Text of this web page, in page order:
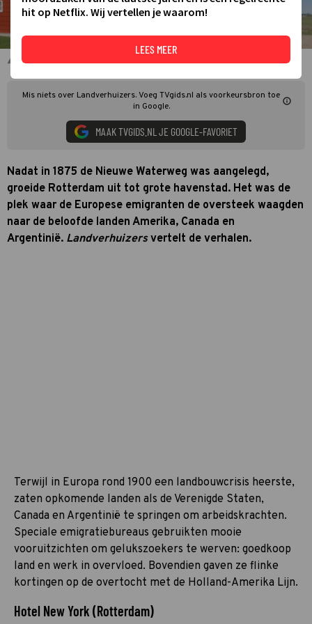
Mary Lauwerysen in Landverhuizers
Mis niets over Landverhuizers. Voeg TVgids.nl als voorkeursbron toe
in Google.
MAAK TVGIDS.NL JE GOOGLE-FAVORIET
Nadat in 1875 de Nieuwe Waterweg was aangelegd,
groeide Rotterdam uit tot grote havenstad. Het was de
plek waar de Europese emigranten de oversteek waagden
naar de beloofde landen Amerika, Canada en
Argentinië. Landverhuizersvertelt de verhalen.
Terwijl in Europa rond 1900 een landbouwcrisis heerste,
zaten opkomende landen als de Verenigde Staten,
Canada en Argentinië te springen om arbeidskrachten.
Speciale emigratiebureaus gebruikten mooie
vooruitzichten om gelukszoekers te werven: goedkoop
land en werk in overvloed. Bovendien gaven ze flinke
kortingen op de overtocht met de Holland-Amerika Lijn.
Hotel New York (Rotterdam)
hit op Netflix. Wij vertellen je waarom!
LEES MEER